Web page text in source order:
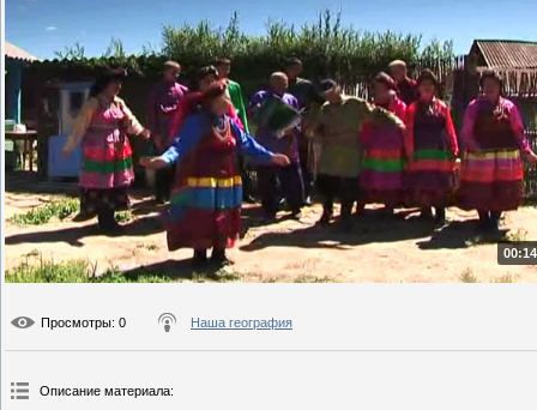
Просмотры: 0 Наша география
Описание материала: